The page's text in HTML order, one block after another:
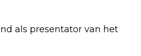
als presentator van het